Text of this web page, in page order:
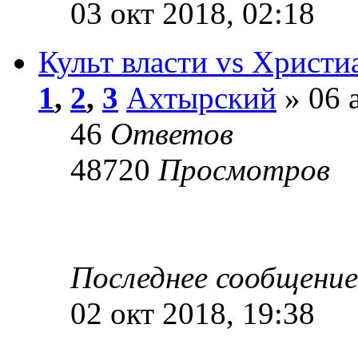
03 окт 2018, 02:18
Культ власти vs
1, 2, 3 Ахтырский » 06
46 Ответов
48720 Просмотров
Последнее
02 окт 2018, 19:38